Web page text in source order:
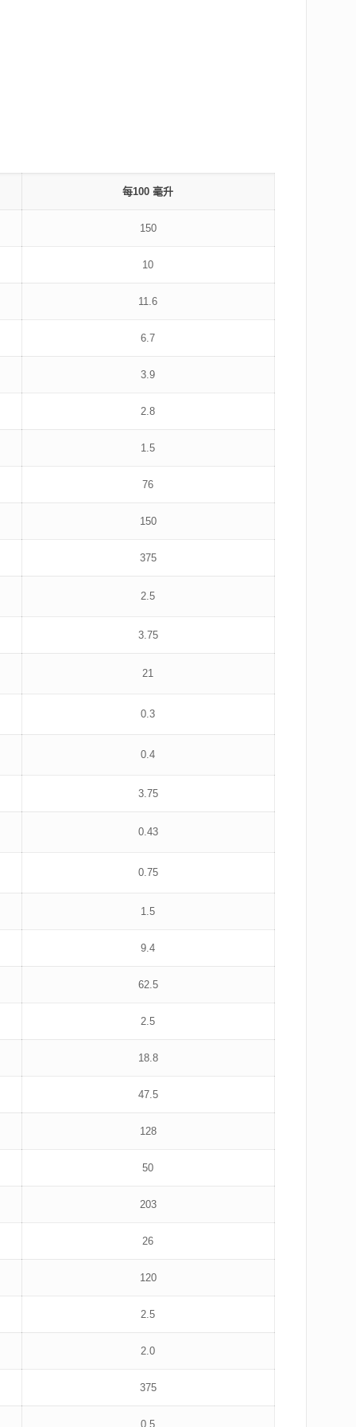
每100 毫升
150
10
11.6
6.7
3.9
2.8
1.5
76
150
375
2.5
3.75
21
0.3
0.4
3.75
0.43
0.75
1.5
9.4
62.5
2.5
18.8
47.5
128
50
203
26
120
2.5
2.0
375
0.5